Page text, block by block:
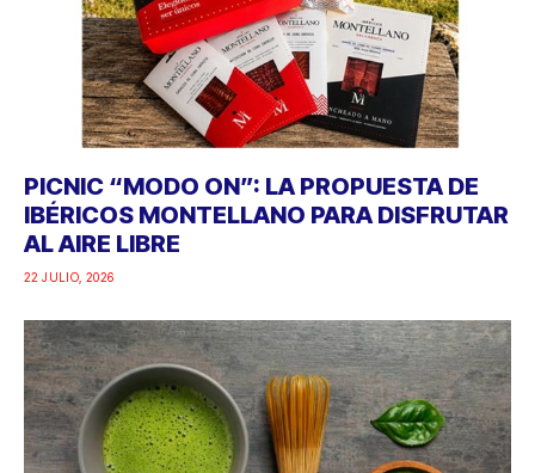
PICNIC “MODO ON”: LA PROPUESTA DE
IBÉRICOS MONTELLANO PARA DISFRUTAR
AL AIRE LIBRE
22 JULIO, 2026